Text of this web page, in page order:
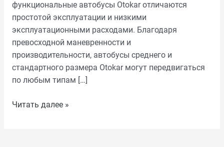
функциональные автобусы Otokar отличаются
простотой эксплуатации и низкими
эксплуатационными расходами. Благодаря
превосходной маневренности и
производительности, автобусы среднего и
стандартного размера Otokar могут передвигаться
по любым типам […]
Читать далее »